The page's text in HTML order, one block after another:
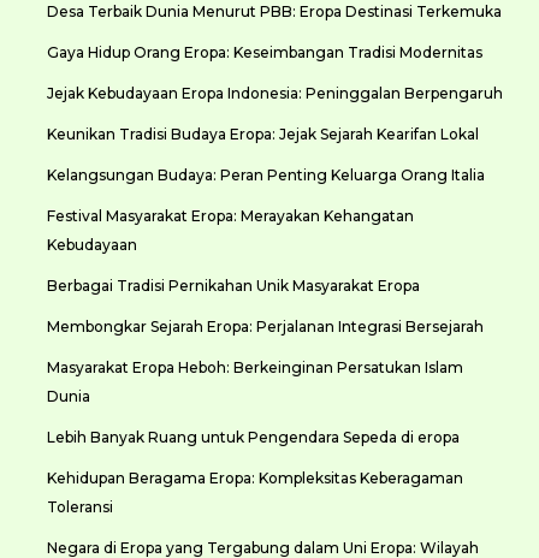
Desa Terbaik Dunia Menurut PBB: Eropa Destinasi Terkemuka
Gaya Hidup Orang Eropa: Keseimbangan Tradisi Modernitas
Jejak Kebudayaan Eropa Indonesia: Peninggalan Berpengaruh
Keunikan Tradisi Budaya Eropa: Jejak Sejarah Kearifan Lokal
Kelangsungan Budaya: Peran Penting Keluarga Orang Italia
Festival Masyarakat Eropa: Merayakan Kehangatan
Kebudayaan
Berbagai Tradisi Pernikahan Unik Masyarakat Eropa
Membongkar Sejarah Eropa: Perjalanan Integrasi Bersejarah
Masyarakat Eropa Heboh: Berkeinginan Persatukan Islam
Dunia
Lebih Banyak Ruang untuk Pengendara Sepeda di eropa
Kehidupan Beragama Eropa: Kompleksitas Keberagaman
Toleransi
Negara di Eropa yang Tergabung dalam Uni Eropa: Wilayah